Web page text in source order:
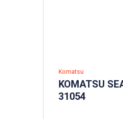
Komatsu
KOMATSU
31054